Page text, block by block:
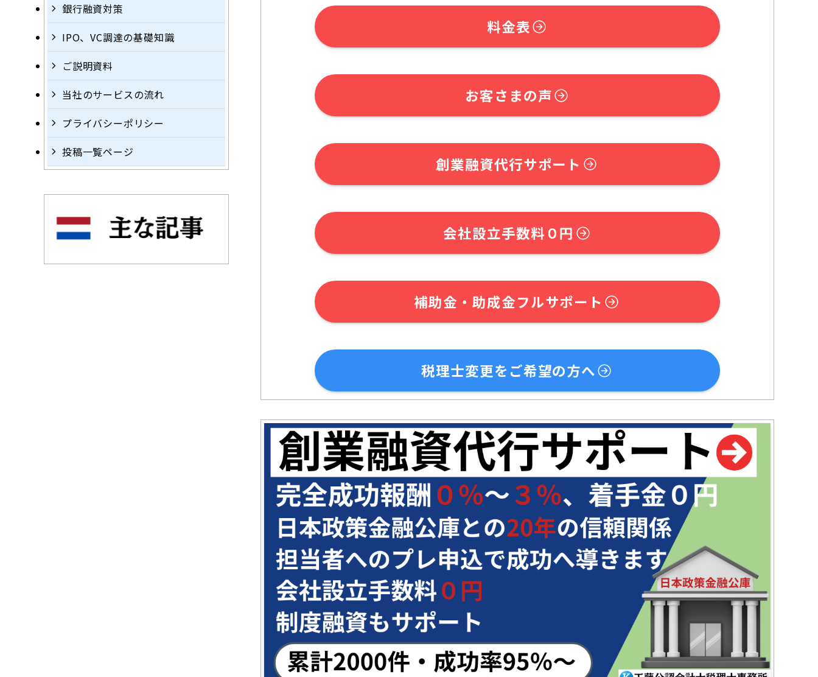
料金表
お客さまの声
創業融資代行サポート
会社設立手数料０円
補助金・助成金フルサポート
税理士変更をご希望の方へ
銀行融資対策
IPO、VC調達の基礎知識
ご説明資料
当社のサービスの流れ
プライバシーポリシー
投稿一覧ページ